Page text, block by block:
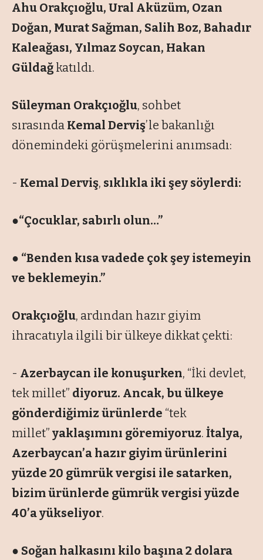
Ahu Orakçıoğlu, Ural Aküzüm, Ozan
Doğan, Murat Sağman, Salih Boz, Bahadır
Kaleağası, Yılmaz Soycan, Hakan
Güldağ katıldı.
Süleyman Orakçıoğlu, sohbet
sırasında Kemal Derviş’le bakanlığı
dönemindeki görüşmelerini anımsadı:
- Kemal Derviş, sıklıkla iki şey söylerdi:
●“Çocuklar, sabırlı olun…”
● “Benden kısa vadede çok şey istemeyin
ve beklemeyin.”
Orakçıoğlu, ardından hazır giyim
ihracatıyla ilgili bir ülkeye dikkat çekti:
- Azerbaycan ile konuşurken, “İki devlet,
tek millet” diyoruz. Ancak, bu ülkeye
gönderdiğimiz ürünlerde “tek
millet” yaklaşımını göremiyoruz. İtalya,
Azerbaycan’a hazır giyim ürünlerini
yüzde 20 gümrük vergisi ile satarken,
bizim ürünlerde gümrük vergisi yüzde
40’a yükseliyor.
● Soğan halkasını kilo başına 2 dolara